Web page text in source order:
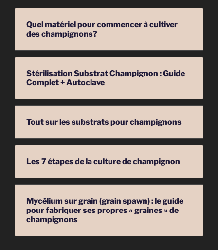
Quel matériel pour commencer à cultiver
des champignons?
Stérilisation Substrat Champignon : Guide
Complet + Autoclave
Tout sur les substrats pour champignons
Les 7 étapes de la culture de champignon
Mycélium sur grain (grain spawn) : le guide
pour fabriquer ses propres « graines » de
champignons